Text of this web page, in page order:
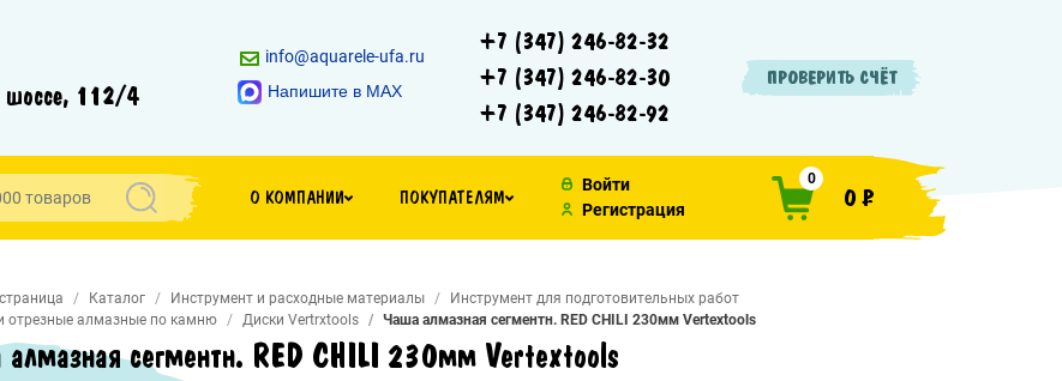
шоссе, 112/4
info@aquarele-ufa.ru
Напишите в MAX
+7 (347) 246-82-32
+7 (347) 246-82-30
+7 (347) 246-82-92
ПРОВЕРИТЬ СЧЁТ
О КОМПАНИИ ПОКУПАТЕЛЯМ
Войти
Регистрация
0
0 ₽
Каталог Инструмент и расходные материалы
Инструмент для подготовительных работ
отрезные алмазные по камню
Диски Vertrxtools Чаша алмазная сегментн. RED CHILI 230мм Vertextools
сегментн. RED CHILI 230мм Vertextools